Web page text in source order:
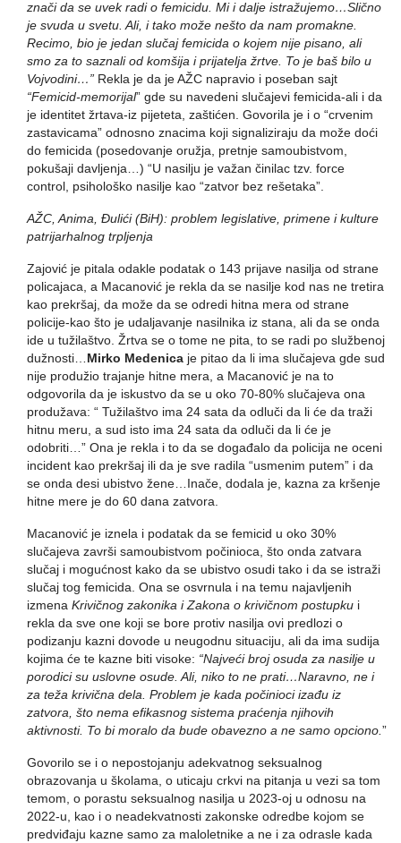
znači da se uvek radi o femicidu. Mi i dalje istražujemo…Slično
je svuda u svetu. Ali, i tako može nešto da nam promakne.
Recimo, bio je jedan slučaj femicida o kojem nije pisano, ali
smo za to saznali od komšija i prijatelja žrtve. To je baš bilo u
Vojvodini…” Rekla je da je AŽC napravio i poseban sajt
“Femicid-memorijal” gde su navedeni slučajevi femicida-ali i da
je identitet žrtava-iz pijeteta, zaštićen. Govorila je i o “crvenim
zastavicama” odnosno znacima koji signaliziraju da može doći
do femicida (posedovanje oružja, pretnje samoubistvom,
pokušaji davljenja…) “U nasilju je važan činilac tzv. force
control, psihološko nasilje kao “zatvor bez rešetaka”.
AŽC, Anima, Đulići (BiH): problem legislative, primene i kulture
patrijarhalnog trpljenja
Zajović je pitala odakle podatak o 143 prijave nasilja od strane
policajaca, a Macanović je rekla da se nasilje kod nas ne tretira
kao prekršaj, da može da se odredi hitna mera od strane
policije-kao što je udaljavanje nasilnika iz stana, ali da se onda
ide u tužilaštvo. Žrtva se o tome ne pita, to se radi po službenoj
dužnosti… Mirko Medenica je pitao da li ima slučajeva gde sud
nije produžio trajanje hitne mera, a Macanović je na to
odgovorila da je iskustvo da se u oko 70-80% slučajeva ona
produžava: “ Tužilaštvo ima 24 sata da odluči da li će da traži
hitnu meru, a sud isto ima 24 sata da odluči da li će je
odobriti…” Ona je rekla i to da se događalo da policija ne oceni
incident kao prekršaj ili da je sve radila “usmenim putem” i da
se onda desi ubistvo žene…Inače, dodala je, kazna za kršenje
hitne mere je do 60 dana zatvora.
Macanović je iznela i podatak da se femicid u oko 30%
slučajeva završi samoubistvom počinioca, što onda zatvara
slučaj i mogućnost kako da se ubistvo osudi tako i da se istraži
slučaj tog femicida. Ona se osvrnula i na temu najavljenih
izmena Krivičnog zakonika i Zakona o krivičnom postupku i
rekla da sve one koji se bore protiv nasilja ovi predlozi o
podizanju kazni dovode u neugodnu situaciju, ali da ima sudija
kojima će te kazne biti visoke: “Najveći broj osuda za nasilje u
porodici su uslovne osude. Ali, niko to ne prati…Naravno, ne i
za teža krivična dela. Problem je kada počinioci izađu iz
zatvora, što nema efikasnog sistema praćenja njihovih
aktivnosti. To bi moralo da bude obavezno a ne samo opciono.”
Govorilo se i o nepostojanju adekvatnog seksualnog
obrazovanja u školama, o uticaju crkvi na pitanja u vezi sa tom
temom, o porastu seksualnog nasilja u 2023-oj u odnosu na
2022-u, kao i o neadekvatnosti zakonske odredbe kojom se
predviđaju kazne samo za maloletnike a ne i za odrasle kada